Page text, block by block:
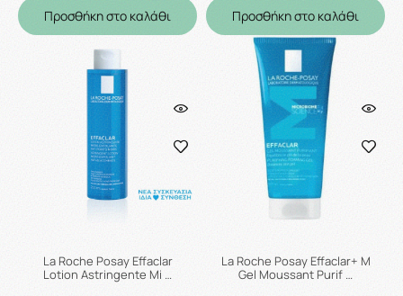
Προσθήκη στο καλάθι Προσθήκη στο καλάθι
La Roche Posay Effaclar
Lotion Astringente Mi …
La Roche Posay Effaclar+ M
Gel Moussant Purif …